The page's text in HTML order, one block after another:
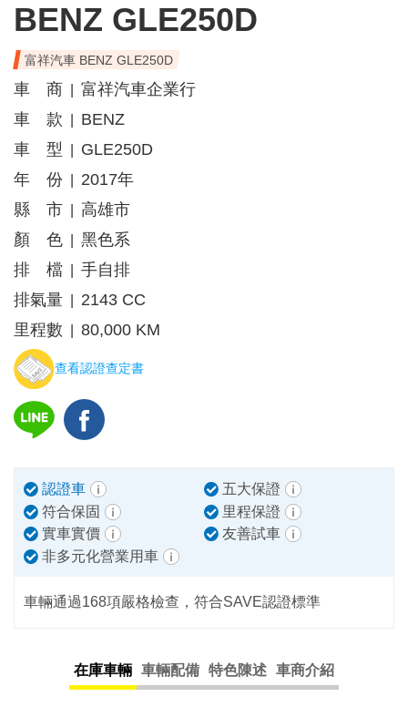
BENZ GLE250D
富祥汽車 BENZ GLE250D
車 商
富祥汽車企業行
車 款
BENZ
車 型
GLE250D
年 份
2017年
縣 市
高雄市
顏 色
黑色系
排 檔
手自排
排氣量
2143 CC
里程數
80,000 KM
查看認證查定書
認證車
五大保證
符合保固
里程保證
實車實價
友善試車
非多元化營業用車
車輛通過168項嚴格檢查，符合SAVE認證標準
在庫車輛 車輛配備 特色陳述 車商介紹